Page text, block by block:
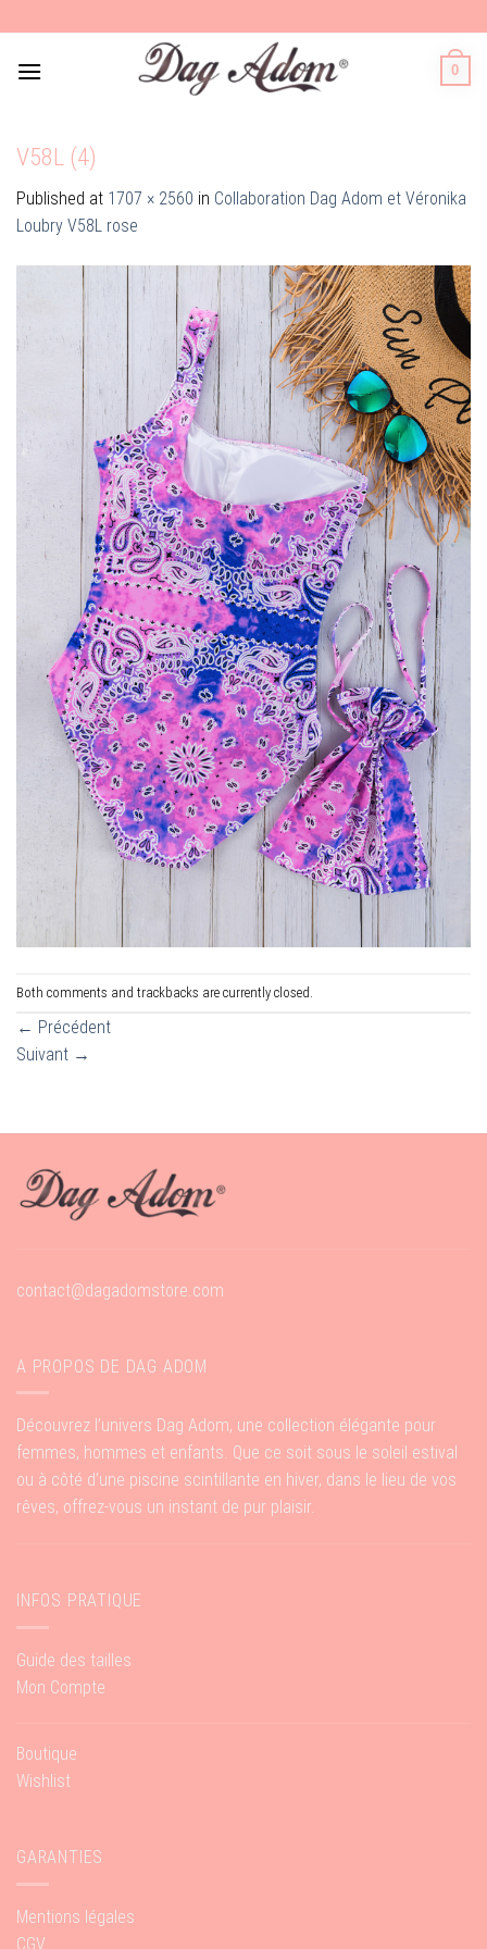
to
content
0
V58L (4)
Published at 1707 × 2560 in Collaboration Dag Adom et Véronika
Loubry V58L rose
Both comments and trackbacks are currently closed.
← Précédent
Suivant →
contact@dagadomstore.com
A PROPOS DE DAG ADOM
Découvrez l’univers Dag Adom, une collection élégante pour
femmes, hommes et enfants. Que ce soit sous le soleil estival
ou à côté d’une piscine scintillante en hiver, dans le lieu de vos
rêves, offrez-vous un instant de pur plaisir.
INFOS PRATIQUE
Guide des tailles
Mon Compte
Boutique
Wishlist
GARANTIES
Mentions légales
CGV